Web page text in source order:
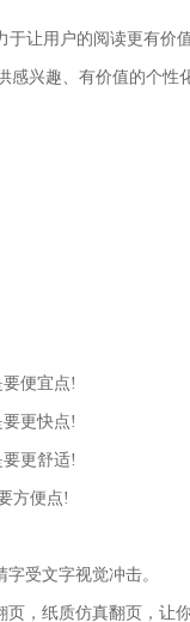
让用户的阅读更有价值
兴趣、有价值的个性化
便宜点!
更快点!
更舒适!
方便点!
受文字视觉冲击。
纸质仿真翻页，让你